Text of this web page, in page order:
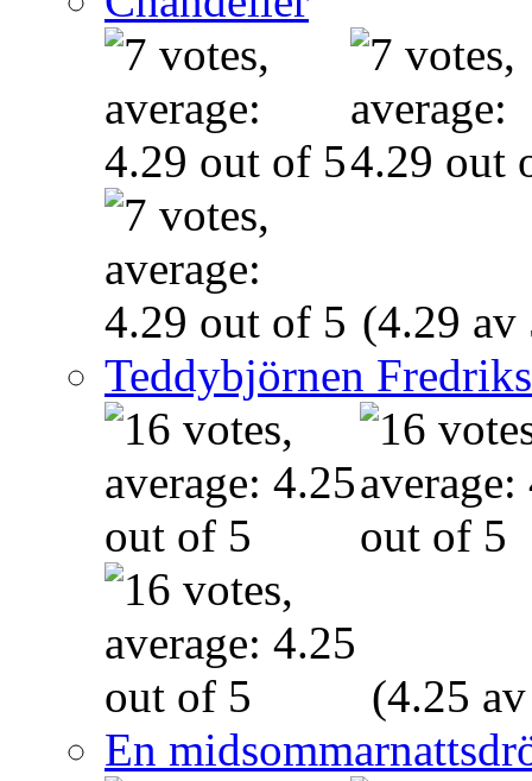
(4.29 av
Teddybjörnen
(4.25
En